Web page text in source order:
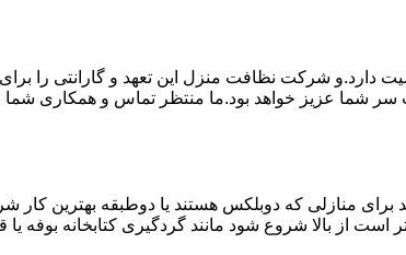
شرکت نظافت منزل این تعهد و گارانتی را برای
شما عزیز خواهد بود.ما منتظر تماس و همکاری
منازلی که دوبلکس هستند یا دوطبقه بهترین
است از بالا شروع شود مانند گردگیری کتابخانه